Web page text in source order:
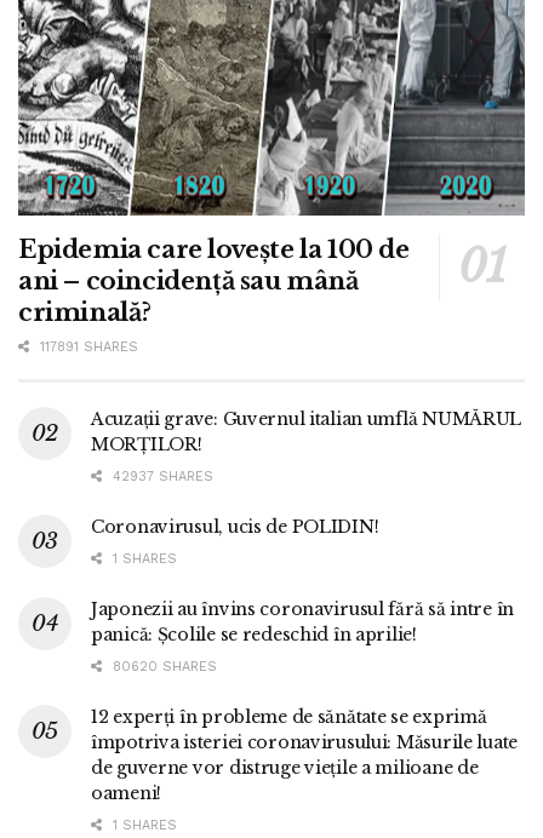
Epidemia care lovește la 100 de
ani – coincidență sau mână
criminală?
117891 SHARES
Acuzații grave: Guvernul italian umflă NUMĂRUL
MORȚILOR!
42937 SHARES
Coronavirusul, ucis de POLIDIN!
1 SHARES
Japonezii au învins coronavirusul fără să intre în
panică: Școlile se redeschid în aprilie!
80620 SHARES
12 experți în probleme de sănătate se exprimă
împotriva isteriei coronavirusului: Măsurile luate
de guverne vor distruge viețile a milioane de
oameni!
1 SHARES